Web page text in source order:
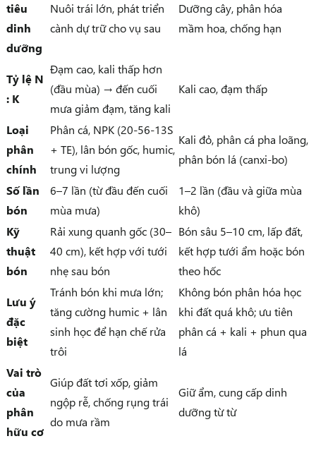
tiêu
dinh
dưỡng
Nuôi trái lớn, phát triển
cành dự trữ cho vụ sau
Dưỡng cây, phân hóa
mầm hoa, chống hạn
Tỷ lệ N
: K
Đạm cao, kali thấp hơn
(đầu mùa) → đến cuối
mưa giảm đạm, tăng kali
Kali cao, đạm thấp
Loại
phân
chính
Phân cá, NPK (20-56-13S
+ TE), lân bón gốc, humic,
trung vi lượng
Kali đỏ, phân cá pha loãng,
phân bón lá (canxi-bo)
Số lần
bón
6–7 lần (từ đầu đến cuối
mùa mưa)
1–2 lần (đầu và giữa mùa
khô)
Kỹ
thuật
bón
Rải xung quanh gốc (30–
40 cm), kết hợp với tưới
nhẹ sau bón
Bón sâu 5–10 cm, lấp đất,
kết hợp tưới ẩm hoặc bón
theo hốc
Lưu ý
đặc
biệt
Tránh bón khi mưa lớn;
tăng cường humic + lân
sinh học để hạn chế rửa
trôi
Không bón phân hóa học
khi đất quá khô; ưu tiên
phân cá + kali + phun qua
lá
Vai trò
của
phân
hữu cơ
Giúp đất tơi xốp, giảm
ngộp rễ, chống rụng trái
do mưa rầm
Giữ ẩm, cung cấp dinh
dưỡng từ từ